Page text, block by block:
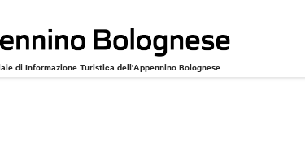
di Informazione Turistica dell'Appennino Bolognese